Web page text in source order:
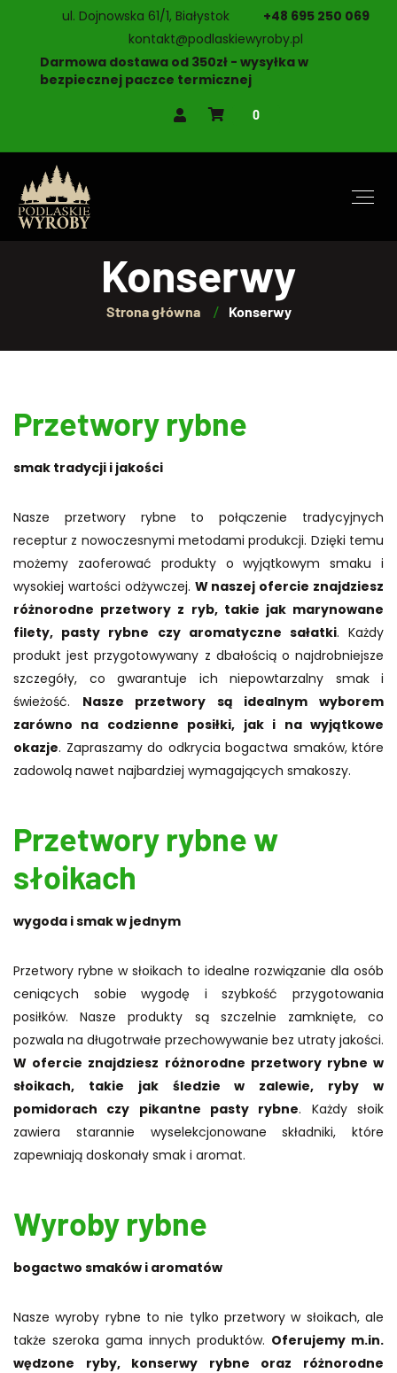
ul. Dojnowska 61/1, Białystok
+48 695 250 069
kontakt@podlaskiewyroby.pl
Darmowa dostawa od 350zł - wysyłka w
bezpiecznej paczce termicznej
0
Konserwy
Strona główna Konserwy
Przetwory rybne
smak tradycji i jakości
Nasze przetwory rybne to połączenie tradycyjnych
receptur z nowoczesnymi metodami produkcji. Dzięki temu
możemy zaoferować produkty o wyjątkowym smaku i
wysokiej wartości odżywczej. W naszej ofercie znajdziesz
różnorodne przetwory z ryb, takie jak marynowane
filety, pasty rybne czy aromatyczne sałatki. Każdy
produkt jest przygotowywany z dbałością o najdrobniejsze
szczegóły, co gwarantuje ich niepowtarzalny smak i
świeżość. Nasze przetwory są idealnym wyborem
zarówno na codzienne posiłki, jak i na wyjątkowe
okazje. Zapraszamy do odkrycia bogactwa smaków, które
zadowolą nawet najbardziej wymagających smakoszy.
Przetwory rybne w
słoikach
wygoda i smak w jednym
Przetwory rybne w słoikach to idealne rozwiązanie dla osób
ceniących sobie wygodę i szybkość przygotowania
posiłków. Nasze produkty są szczelnie zamknięte, co
pozwala na długotrwałe przechowywanie bez utraty jakości.
W ofercie znajdziesz różnorodne przetwory rybne w
słoikach, takie jak śledzie w zalewie, ryby w
pomidorach czy pikantne pasty rybne. Każdy słoik
zawiera starannie wyselekcjonowane składniki, które
zapewniają doskonały smak i aromat.
Wyroby rybne
bogactwo smaków i aromatów
Nasze wyroby rybne to nie tylko przetwory w słoikach, ale
także szeroka gama innych produktów. Oferujemy m.in.
wędzone ryby, konserwy rybne oraz różnorodne